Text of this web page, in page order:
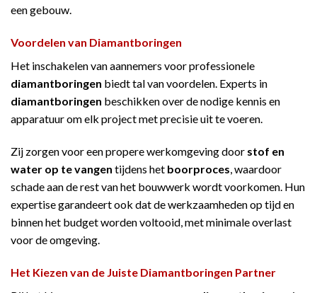
een gebouw.
Voordelen van Diamantboringen
Het inschakelen van aannemers voor professionele
diamantboringen biedt tal van voordelen. Experts in
diamantboringen beschikken over de nodige kennis en
apparatuur om elk project met precisie uit te voeren.
Zij zorgen voor een propere werkomgeving door stof en
water op te vangen tijdens het boorproces , waardoor
schade aan de rest van het bouwwerk wordt voorkomen. Hun
expertise garandeert ook dat de werkzaamheden op tijd en
binnen het budget worden voltooid, met minimale overlast
voor de omgeving.
Het Kiezen van de Juiste Diamantboringen Partner